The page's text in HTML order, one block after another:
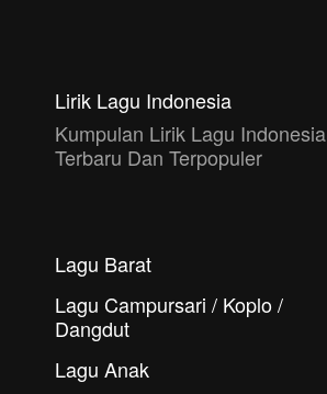
Lirik Lagu Indonesia
Kumpulan Lirik Lagu Indonesia
Terbaru Dan Terpopuler
Lagu Barat
Lagu Campursari / Koplo /
Dangdut
Lagu Anak